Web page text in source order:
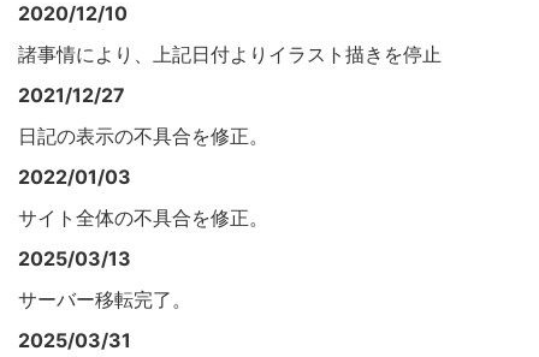
2020/12/10
諸事情により、上記日付よりイラスト描きを停止
2021/12/27
日記の表示の不具合を修正。
2022/01/03
サイト全体の不具合を修正。
2025/03/13
サーバー移転完了。
2025/03/31